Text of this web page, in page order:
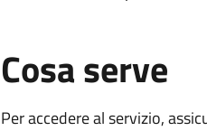
Cosa serve
Per accedere al servizio,